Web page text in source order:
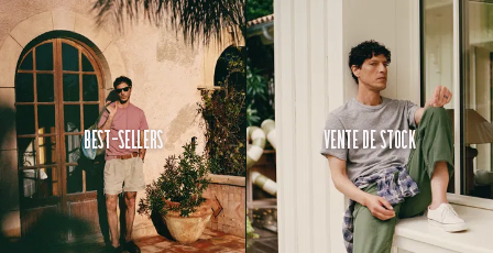
Best-Sellers Vente de Stock